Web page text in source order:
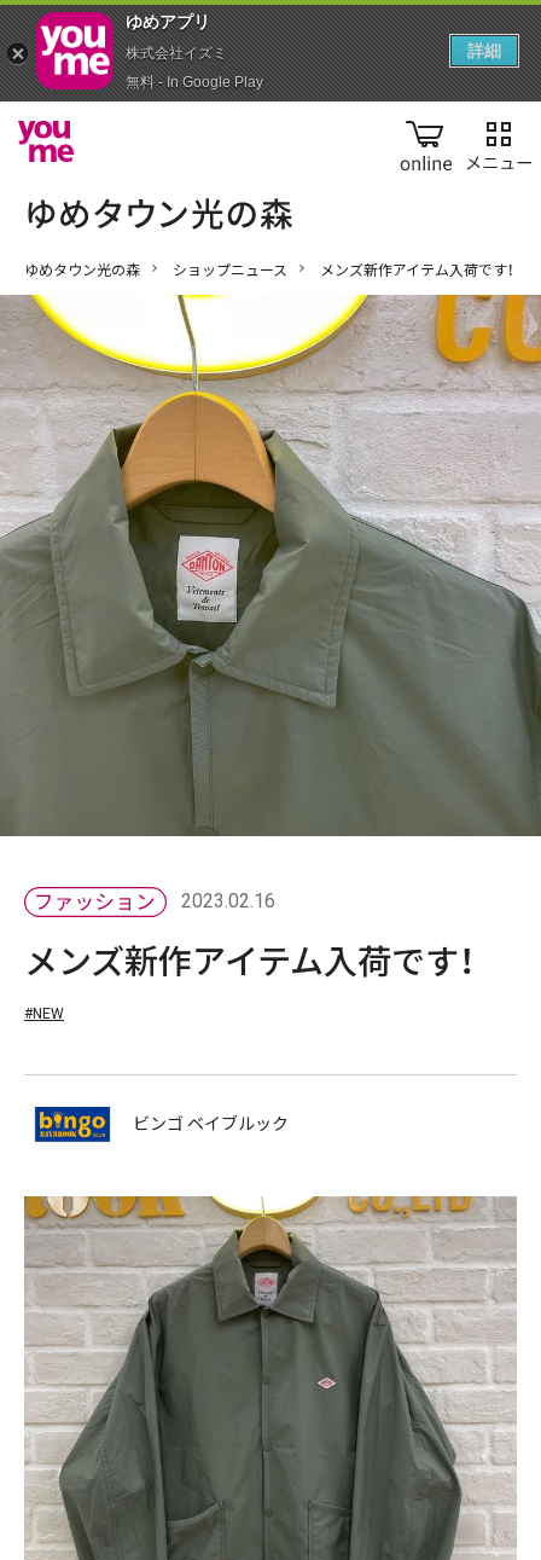
online
ゆめタウン光の森 ショップニュース メンズ新作アイテム入荷です！
2023.02.16
メンズ新作アイテム入荷です！
#NEW
ビンゴ ベイブルック
ゆめアプ‪リ‬
株式会社イズミ
無料 - In Google Play
詳細